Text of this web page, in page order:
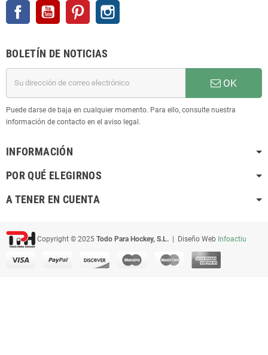
Facebook YouTube Pinterest
BOLETÍN DE NOTICIAS
OK
Puede darse de baja en cualquier momento. Para ello, consulte nuestra
información de contacto en el aviso legal.
INFORMACIÓN
POR QUÉ ELEGIRNOS
A TENER EN CUENTA
Copyright © 2025 Todo Para Hockey, S.L. | Diseño Web Infoactiu